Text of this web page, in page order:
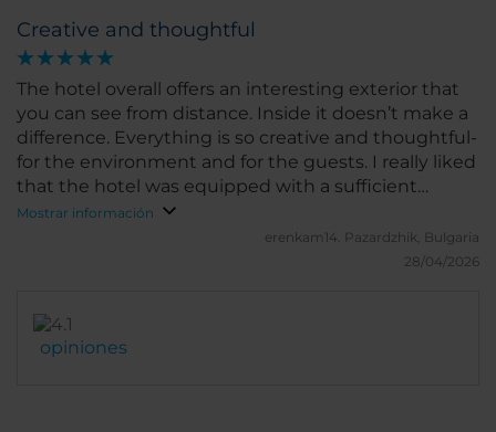
Creative and thoughtful
The hotel overall offers an interesting exterior that
you can see from distance. Inside it doesn’t make a
difference. Everything is so creative and thoughtful-
for the environment and for the guests. I really liked
that the hotel was equipped with a sufficient
hairdryer, capsule coffe machine, water carton and
etc. The staff is nice, polite and won’t annoy you by
Mostrar información
erenkam14.
Pazardzhik, Bulgaria
28/04/2026
opiniones